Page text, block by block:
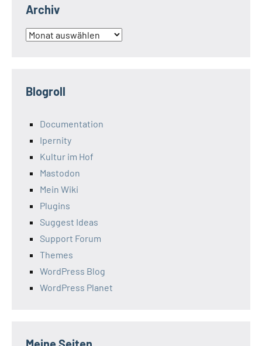
Archiv
Archiv
Blogroll
Documentation
Ipernity
Kultur im Hof
Mastodon
Mein Wiki
Plugins
Suggest Ideas
Support Forum
Themes
WordPress Blog
WordPress Planet